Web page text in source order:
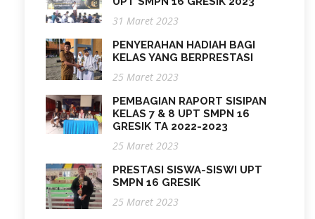
31 Maret 2023
PENYERAHAN HADIAH BAGI
KELAS YANG BERPRESTASI
25 Maret 2023
PEMBAGIAN RAPORT SISIPAN
KELAS 7 & 8 UPT SMPN 16
GRESIK TA 2022-2023
25 Maret 2023
PRESTASI SISWA-SISWI UPT
SMPN 16 GRESIK
25 Maret 2023